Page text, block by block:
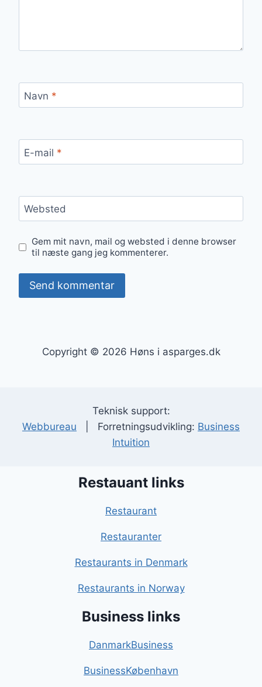
Navn *
E-mail *
Websted
Gem mit navn, mail og websted i denne browser
til næste gang jeg kommenterer.
Copyright © 2026 Høns i asparges.dk
Teknisk support:
Webbureau | Forretningsudvikling: Business
Intuition
Restauant links
Restaurant
Restauranter
Restaurants in Denmark
Restaurants in Norway
Business links
DanmarkBusiness
BusinessKøbenhavn